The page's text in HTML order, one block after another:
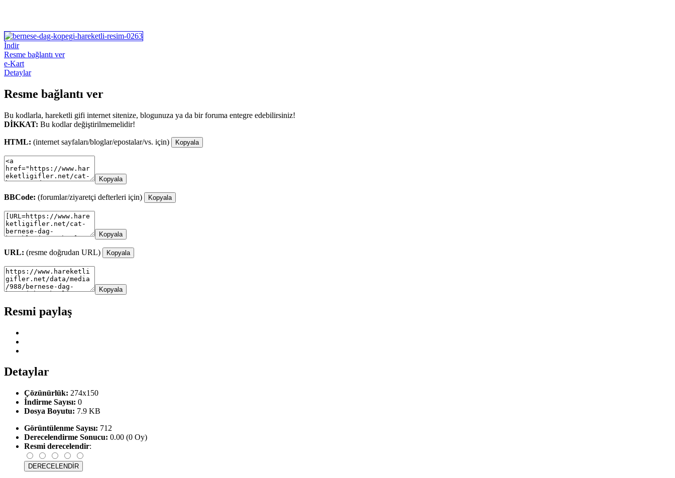
İndir
Resme bağlantı ver
e-Kart
Detaylar
Resme bağlantı ver
Bu kodlarla, hareketli gifi internet sitenize, blogunuza ya da bir foruma entegre edebilirsiniz!
DİKKAT: Bu kodlar değiştirilmemelidir!
HTML: (internet sayfaları/bloglar/epostalar/vs. için) Kopyala
Kopyala
BBCode: (forumlar/ziyaretçi defterleri için) Kopyala
Kopyala
URL: (resme doğrudan URL) Kopyala
Kopyala
Resmi paylaş
Detaylar
Çözünürlük: 274x150
İndirme Sayısı: 0
Dosya Boyutu: 7.9 KB
Görüntülenme Sayısı: 712
Derecelendirme Sonucu: 0.00 (0 Oy)
Resmi derecelendir: